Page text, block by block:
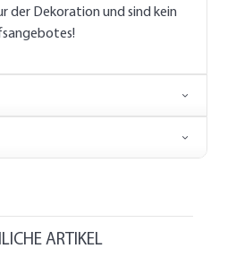
der Dekoration und sind kein
ARTIKEL